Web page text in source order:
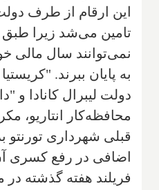
این ارقام از طرف
تامین می‌شد زیرا طبق
نمی‌توانند سال مالی
به پایان ببرند.
دولت لیبرال کانادا و
محافظه‌کار انتاریو،
قبلی شهرداری تورنتو
اضافی در رفع کسری
فریلند هفته گذشته